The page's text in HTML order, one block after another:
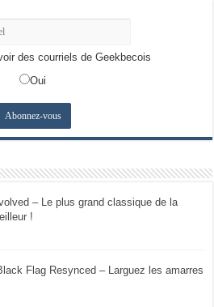
des courriels de Geekbecois
Oui
– Le plus grand classique de la
!
Flag Resynced – Larguez les amarres